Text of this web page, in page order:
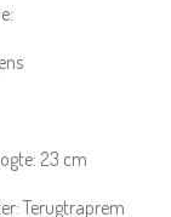
23 cm
Terugtraprem